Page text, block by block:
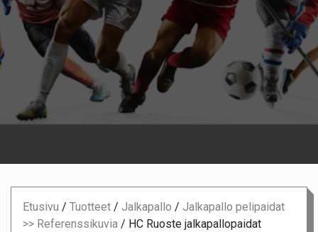
Etusivu / Tuotteet / Jalkapallo / Jalkapallo pelipaidat
>> Referenssikuvia / HC Ruoste jalkapallopaidat